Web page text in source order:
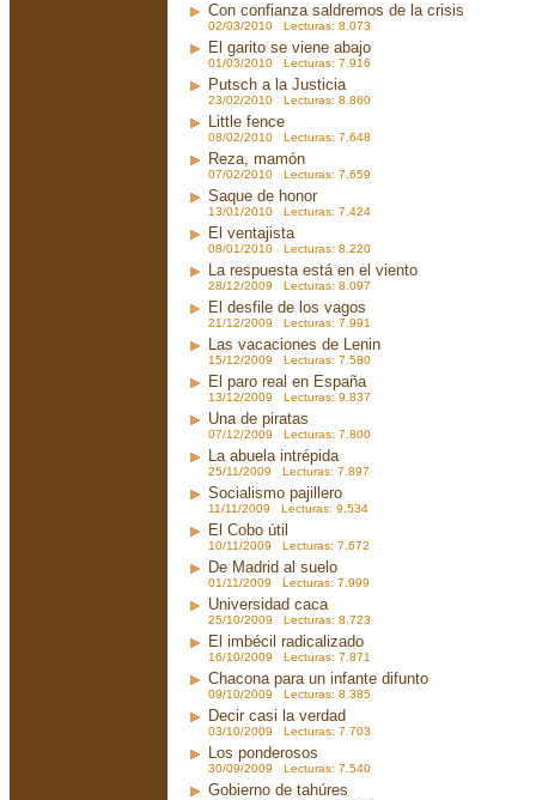
Con confianza saldremos de la crisis
02/03/2010 Lecturas: 8.073
El garito se viene abajo
01/03/2010 Lecturas: 7.916
Putsch a la Justicia
23/02/2010 Lecturas: 8.860
Little fence
08/02/2010 Lecturas: 7.648
Reza, mamón
07/02/2010 Lecturas: 7.659
Saque de honor
13/01/2010 Lecturas: 7.424
El ventajista
08/01/2010 Lecturas: 8.220
La respuesta está en el viento
28/12/2009 Lecturas: 8.097
El desfile de los vagos
21/12/2009 Lecturas: 7.991
Las vacaciones de Lenin
15/12/2009 Lecturas: 7.580
El paro real en España
13/12/2009 Lecturas: 9.837
Una de piratas
07/12/2009 Lecturas: 7.800
La abuela intrépida
25/11/2009 Lecturas: 7.897
Socialismo pajillero
11/11/2009 Lecturas: 9.534
El Cobo útil
10/11/2009 Lecturas: 7.672
De Madrid al suelo
01/11/2009 Lecturas: 7.999
Universidad caca
25/10/2009 Lecturas: 8.723
El imbécil radicalizado
16/10/2009 Lecturas: 7.871
Chacona para un infante difunto
09/10/2009 Lecturas: 8.385
Decir casi la verdad
03/10/2009 Lecturas: 7.703
Los ponderosos
30/09/2009 Lecturas: 7.540
Gobierno de tahúres